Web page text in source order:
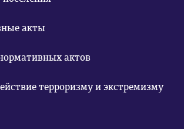
акты
актов
терроризму и экстремизму